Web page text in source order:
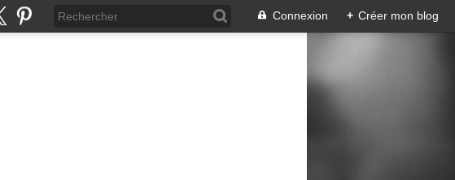
Connexion + Créer mon blog